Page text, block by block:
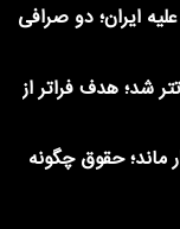
ایران؛ دو صرافی
شد؛ هدف فراتر از
ماند؛ حقوق چگونه